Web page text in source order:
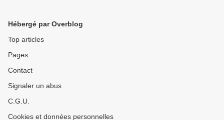
Hébergé par Overblog
Top articles
Pages
Contact
Signaler un abus
C.G.U.
Cookies et données personnelles